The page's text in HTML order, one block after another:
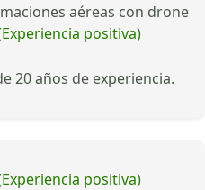
aéreas con drone
positiva)
20 años de experiencia.
positiva)